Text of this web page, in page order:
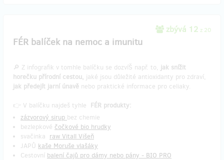
zbývá 12 z 20
FÉR balíček na nemoc a imunitu
🔎 Z infografik v tomhle balíčku se dozvíŠ např. to, jak snížit
horečku přírodní cestou, jaké jsou důležité antioxidanty pro zdraví,
jak předejít jarní únavě nebo praktické informace pro celiaky.
👉 V balíčku najdeš tyhle FÉR produkty:
zázvorový sirup bez chemie
bezlepkové čočkové bio hrudky
svačinka raw Vitall Višeň
JAPŮ kaše Moruše vlašáky
Cestovní balení čajů pro dámy nebo pány - BIO PRO